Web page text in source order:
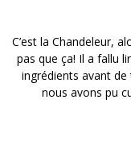
C’est la Chandeleur,
pas que ça! Il a fallu
ingrédients avant
nous avons pu